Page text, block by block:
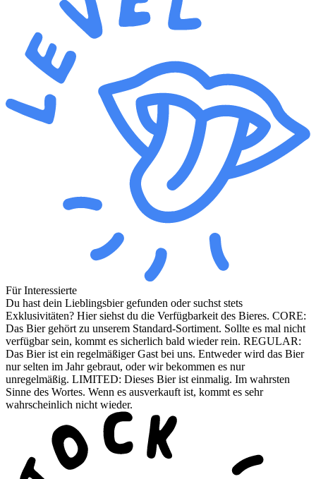
Für Interessierte
Du hast dein Lieblingsbier gefunden oder suchst stets
Exklusivitäten? Hier siehst du die Verfügbarkeit des Bieres. CORE:
Das Bier gehört zu unserem Standard-Sortiment. Sollte es mal nicht
verfügbar sein, kommt es sicherlich bald wieder rein. REGULAR:
Das Bier ist ein regelmäßiger Gast bei uns. Entweder wird das Bier
nur selten im Jahr gebraut, oder wir bekommen es nur
unregelmäßig. LIMITED: Dieses Bier ist einmalig. Im wahrsten
Sinne des Wortes. Wenn es ausverkauft ist, kommt es sehr
wahrscheinlich nicht wieder.